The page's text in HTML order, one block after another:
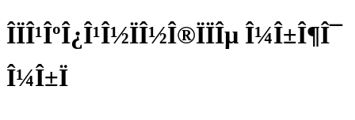
ÎÏÎ¹ÎºÎ¿Î¹Î½ÏÎ½Î®ÏÏÎµ Î¼Î±Î¶Î¯
Î¼Î±Ï